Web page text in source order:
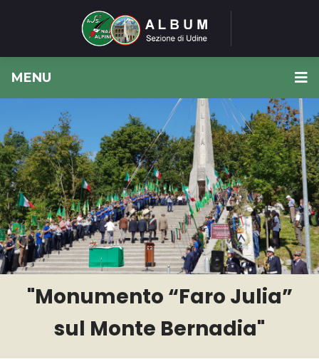
MENU
"Monumento “Faro Julia”
sul Monte Bernadia"